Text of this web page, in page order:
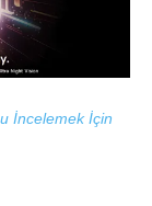
İncelemek İçin